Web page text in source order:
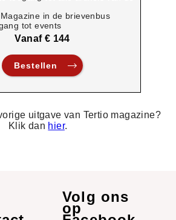
in de brievenbus
tot events
Vanaf € 144
Bestellen
uitgave van Tertio magazine?
Klik dan hier.
Volg ons
op